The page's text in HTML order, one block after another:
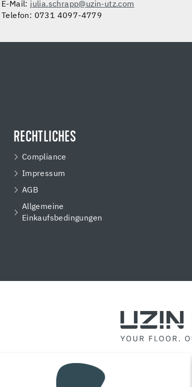
E-Mail: julia.schrapp@uzin-utz.com
Telefon: 0731 4097-4779
RECHTLICHES
Compliance
Impressum
AGB
Allgemeine
Einkaufsbedingungen